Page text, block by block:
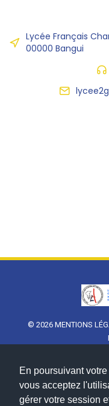
En poursuivant
vous acceptez
gérer votre session
Lycée Français
00000 Bangui
© 2026 MENTIONS